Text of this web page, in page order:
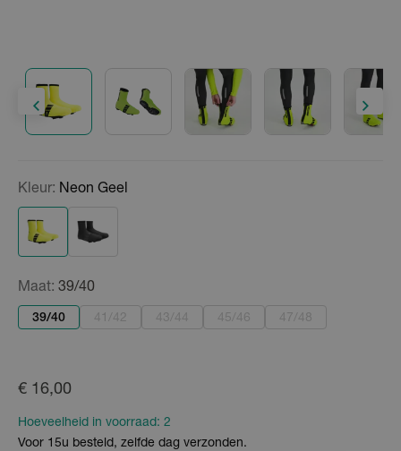
Kleur: Neon Geel
Maat: 39/40
39/40 41/42 43/44 45/46 47/48
€ 16,00
Hoeveelheid in voorraad: 2
Voor 15u besteld, zelfde dag verzonden.